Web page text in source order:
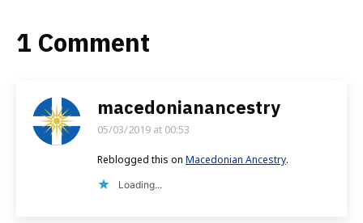
1 Comment
macedonianancestry
says:
05/03/2019 at 00:53
Reblogged this on Macedonian Ancestry.
Loading...